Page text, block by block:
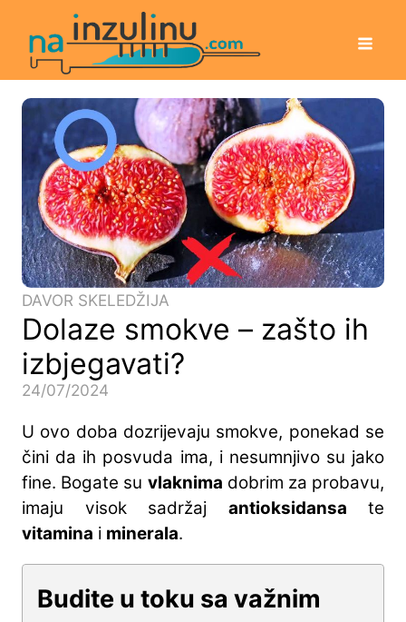
DAVOR SKELEDŽIJA
Dolaze smokve – zašto ih
izbjegavati?
24/07/2024
U ovo doba dozrijevaju smokve, ponekad se
čini da ih posvuda ima, i nesumnjivo su jako
fine. Bogate su vlaknima dobrim za probavu,
imaju visok sadržaj antioksidansa te
vitamina i minerala.
Budite u toku sa važnim